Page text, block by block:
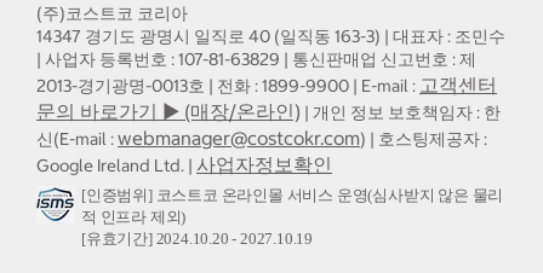
(주)코스트코 코리아
14347 경기도 광명시 일직로 40 (일직동 163-3) | 대표자 : 조민수
| 사업자 등록번호 : 107-81-63829 | 통신판매업 신고번호 : 제
2013-경기광명-0013호 | 전화 : 1899-9900 | E-mail : 고객센터
문의 바로가기 ▶ (매장/온라인) | 개인 정보 보호책임자 : 한
신(E-mail :webmanager@costcokr.com) | 호스팅제공자 :
Google Ireland Ltd. | 사업자정보확인
[인증범위] 코스트코 온라인몰 서비스 운영(심사받지 않은 물리
적 인프라 제외)
[유효기간] 2024.10.20 - 2027.10.19